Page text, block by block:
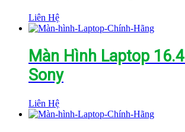
Liên Hệ
Màn Hình Laptop
Sony
Liên Hệ